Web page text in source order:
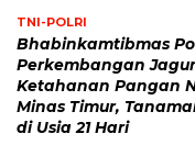
TNI-POLRI
Bhabinkamtibmas
Perkembangan
Ketahanan Pangan
Minas Timur,
di Usia 21 Hari